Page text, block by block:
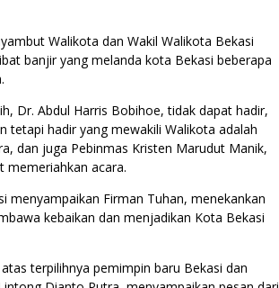
Walikota dan Wakil Walikota Bekasi
banjir yang melanda kota Bekasi beberapa
Dr. Abdul Harris Bobihoe, tidak dapat hadir,
tetapi hadir yang mewakili Walikota adalah
dan juga Pebinmas Kristen Marudut Manik,
memeriahkan acara.
menyampaikan Firman Tuhan, menekankan
kebaikan dan menjadikan Kota Bekasi
terpilihnya pemimpin baru Bekasi dan